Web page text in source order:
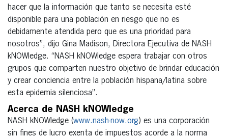
hacer que la información que tanto se necesita esté
disponible para una población en riesgo que no es
debidamente atendida pero que es una prioridad para
nosotros”, dijo Gina Madison, Directora Ejecutiva de NASH
kNOWledge. “NASH kNOWledge espera trabajar con otros
grupos que comparten nuestro objetivo de brindar educación
y crear conciencia entre la población hispana/latina sobre
esta epidemia silenciosa”.
Acerca de NASH kNOWledge
NASH kNOWledge (www.nash-now.org) es una corporación
sin fines de lucro exenta de impuestos acorde a la norma